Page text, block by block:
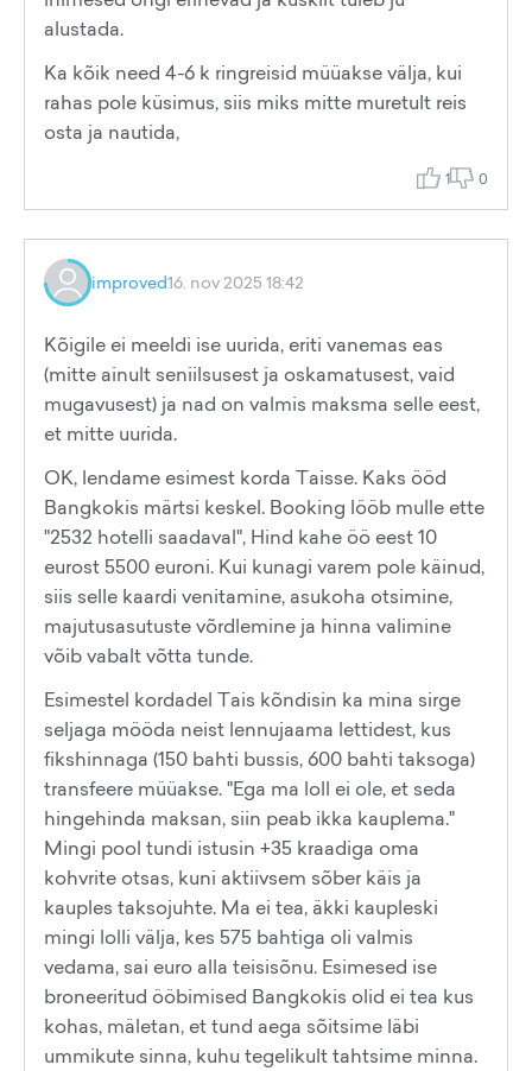
alustada.
Ka kõik need 4-6 k ringreisid müüakse välja, kui
rahas pole küsimus, siis miks mitte muretult reis
osta ja nautida,
1 0
improved16. nov 2025 18:42
Kõigile ei meeldi ise uurida, eriti vanemas eas
(mitte ainult seniilsusest ja oskamatusest, vaid
mugavusest) ja nad on valmis maksma selle eest,
et mitte uurida.
OK, lendame esimest korda Taisse. Kaks ööd
Bangkokis märtsi keskel. Booking lööb mulle ette
"2532 hotelli saadaval", Hind kahe öö eest 10
eurost 5500 euroni. Kui kunagi varem pole käinud,
siis selle kaardi venitamine, asukoha otsimine,
majutusasutuste võrdlemine ja hinna valimine
võib vabalt võtta tunde.
Esimestel kordadel Tais kõndisin ka mina sirge
seljaga mööda neist lennujaama lettidest, kus
fikshinnaga (150 bahti bussis, 600 bahti taksoga)
transfeere müüakse. "Ega ma loll ei ole, et seda
hingehinda maksan, siin peab ikka kauplema."
Mingi pool tundi istusin +35 kraadiga oma
kohvrite otsas, kuni aktiivsem sõber käis ja
kauples taksojuhte. Ma ei tea, äkki kaupleski
mingi lolli välja, kes 575 bahtiga oli valmis
vedama, sai euro alla teisisõnu. Esimesed ise
broneeritud ööbimised Bangkokis olid ei tea kus
kohas, mäletan, et tund aega sõitsime läbi
ummikute sinna, kuhu tegelikult tahtsime minna.